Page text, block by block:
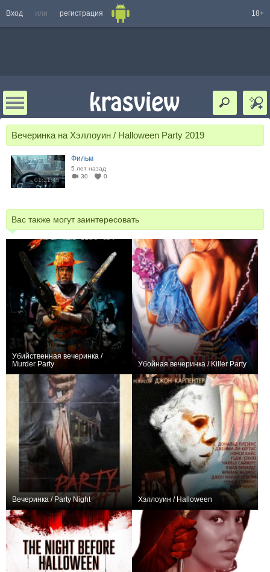
Вход или регистрация 18+
Вечеринка на Хэллоуин / Halloween Party 2019
01:31:45
Фильм
5 лет назад
30
0
Вас также могут заинтересовать
Убийственная вечеринка /
Murder Party
Убойная вечеринка / Killer Party
Вечеринка / Party Night Хэллоуин / Halloween